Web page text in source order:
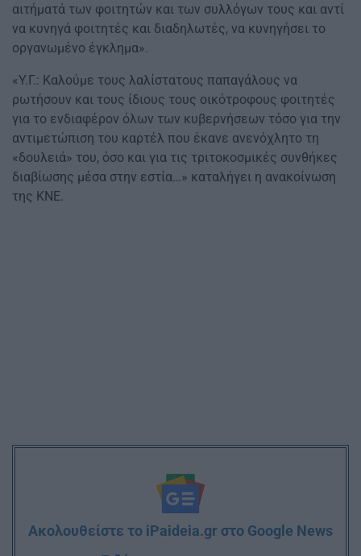
αιτήματά των φοιτητών και των συλλόγων τους και αντί
να κυνηγά φοιτητές και διαδηλωτές, να κυνηγήσει το
οργανωμένο έγκλημα».
«Υ.Γ.: Καλούμε τους λαλίστατους παπαγάλους να
ρωτήσουν και τους ίδιους τους οικότροφους φοιτητές
για το ενδιαφέρον όλων των κυβερνήσεων τόσο για την
αντιμετώπιση του καρτέλ που έκανε ανενόχλητο τη
«δουλειά» του, όσο και για τις τριτοκοσμικές συνθήκες
διαβίωσης μέσα στην εστία…» καταλήγει η ανακοίνωση
της ΚΝΕ.
Ακολουθείστε το iPaideia.gr στο Google News